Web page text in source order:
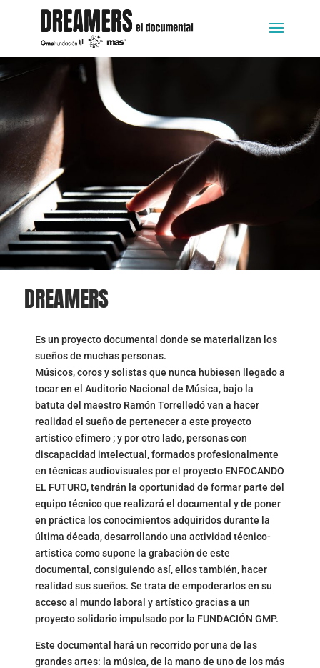
DREAMERS
Es un proyecto documental donde se materializan los
sueños de muchas personas.
Músicos, coros y solistas que nunca hubiesen llegado a
tocar en el Auditorio Nacional de Música, bajo la
batuta del maestro Ramón Torrelledó van a hacer
realidad el sueño de pertenecer a este proyecto
artístico efímero ; y por otro lado, personas con
discapacidad intelectual, formados profesionalmente
en técnicas audiovisuales por el proyecto ENFOCANDO
EL FUTURO, tendrán la oportunidad de formar parte del
equipo técnico que realizará el documental y de poner
en práctica los conocimientos adquiridos durante la
última década, desarrollando una actividad técnico-
artística como supone la grabación de este
documental, consiguiendo así, ellos también, hacer
realidad sus sueños. Se trata de empoderarlos en su
acceso al mundo laboral y artístico gracias a un
proyecto solidario impulsado por la FUNDACIÓN GMP.
Este documental hará un recorrido por una de las
grandes artes: la música, de la mano de uno de los más